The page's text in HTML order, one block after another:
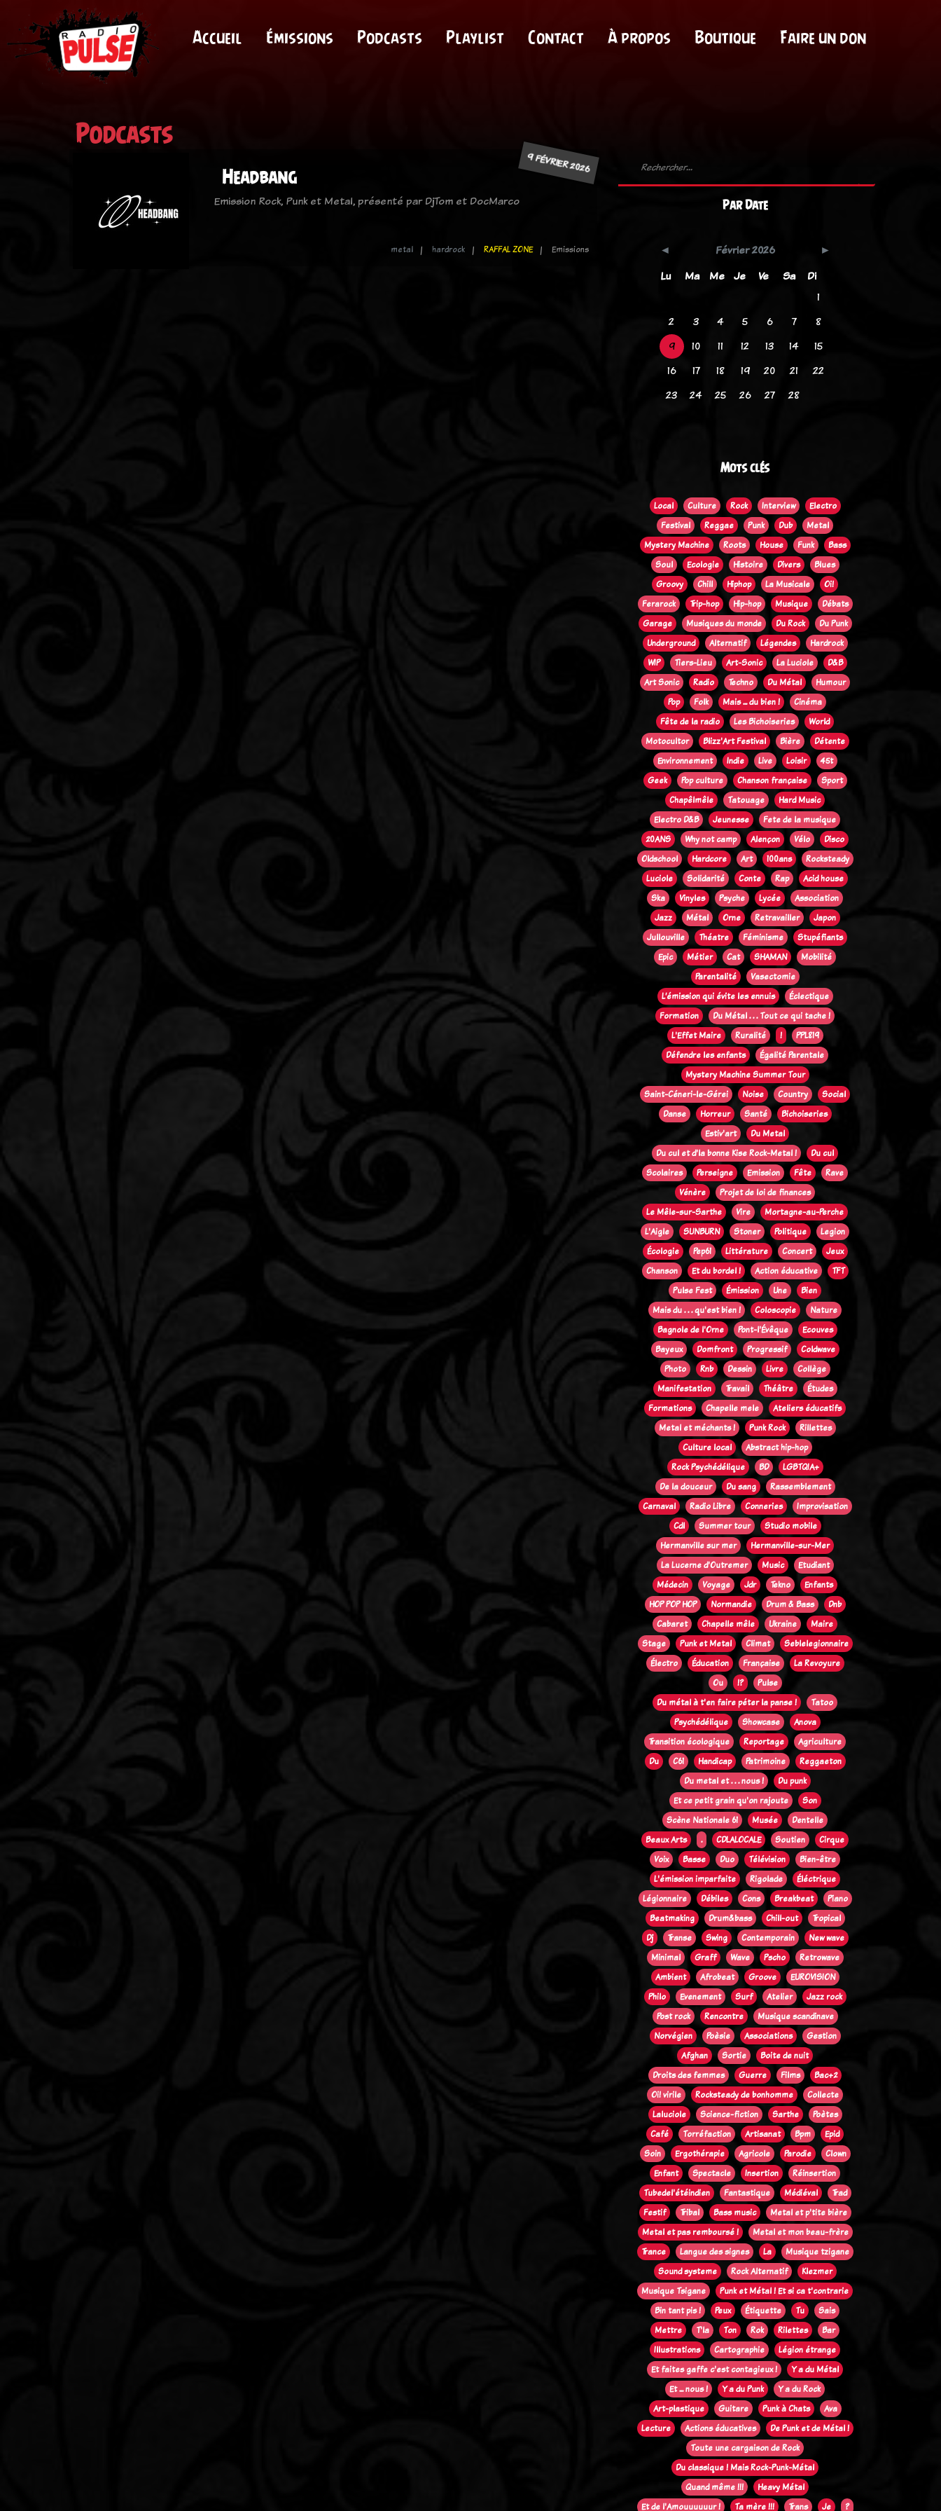
Accueil Émissions Podcasts Playlist Contact À propos Boutique Faire un don
Podcasts
9 FÉVRIER 2026
Headbang
Emission Rock, Punk et Metal, présenté par DjTom et DocMarco
metal hardrock RAFFAL ZONE Emissions
Par Date
Février 2026
Lu
Ma Me Je Ve Sa
Di
1
2
3 4 5 6 7
8
9
10 11 12 13 14
15
16
17 18 19 20 21
22
23
24 25 26 27 28
Mots clés
Local Culture Rock Interview
Electro
Festival
Reggae Punk Dub
Metal
Mystery Machine
Roots House Funk
Bass
Soul
Ecologie Histoire Divers
Blues
Groovy
Chill Hiphop La Musicale
Oi!
Ferarock
Trip-hop Hip-hop Musique
Débats
Garage
Musiques du monde Du Rock
Du Punk
Underground
Alternatif Légendes
Hardrock
WIP
Tiers-Lieu Art-Sonic La Luciole
D&B
Art Sonic
Radio Techno Du Métal
Humour
Pop
Folk Mais ... du bien !
Cinéma
Fête de la radio
Les Bichoiseries
World
Motocultor
Blizz'Art Festival Bière
Détente
Environnement
Indie Live Loisir
45t
Geek
Pop culture Chanson française
Sport
Chapêlmêle
Tatouage
Hard Music
Electro D&B
Jeunesse
Fete de la musique
20ANS
Why not camp Alençon Vélo
Disco
Oldschool
Hardcore Art 100ans
Rocksteady
Luciole
Solidarité Conte Rap
Acid house
Ska
Vinyles Psyche Lycée
Association
Jazz
Métal Orne Retravailler
Japon
Jullouville
Théatre Féminisme
Stupéfiants
Epic
Métier Cat SHAMAN
Mobilité
Parentalité
Vasectomie
L’émission qui évite les ennuis
Éclectique
Formation
Du Métal . . . Tout ce qui tache !
L'Effet Maire
Ruralité !
PPL819
Défendre les enfants
Égalité Parentale
Mystery Machine Summer Tour
Saint-Céneri-le-Gérei
Noise Country
Social
Danse
Horreur Santé
Bichoiseries
Estiv'art
Du Metal
Du cul et d'la bonne Kise Rock-Metal !
Du cul
Scolaires
Perseigne Emission Fête
Rave
Vénère
Projet de loi de finances
Le Mêle-sur-Sarthe
Vire
Mortagne-au-Perche
L'Aigle
SUNBURN Stoner Politique
Legion
Écologie
Pep61 Littérature Concert
Jeux
Chanson
Et du bordel ! Action éducative
TFT
Pulse Fest
Émission Une
Bien
Mais du . . . qu'est bien !
Coloscopie
Nature
Bagnole de l'Orne
Pont-l'Évêque
Ecouves
Bayeux
Domfront Progressif
Coldwave
Photo
Rnb Dessin Livre
Collège
Manifestation
Travail Théâtre
Études
Formations
Chapelle mele
Ateliers éducatifs
Metal et méchants !
Punk Rock
Rillettes
Culture local
Abstract hip-hop
Rock Psychédélique
BD
LGBTQIA+
De la douceur
Du sang
Rassemblement
Carnaval
Radio Libre Conneries
Improvisation
Cdl
Summer tour
Studio mobile
Hermanville sur mer
Hermanville-sur-Mer
La Lucerne d'Outremer
Music
Etudiant
Médecin
Voyage Jdr Tekno
Enfants
HOP POP HOP
Normandie Drum & Bass
Dnb
Cabaret
Chapelle mêle Ukraine
Maire
Stage
Punk et Metal Climat
Seblelegionnaire
Électro
Éducation Française
La Revoyure
Ou
!?
Pulse
Du métal à t'en faire péter la panse !
Tatoo
Psychédélique
Showcase
Anova
Transition écologique
Reportage
Agriculture
Du
C61 Handicap Patrimoine
Reggaeton
Du metal et . . . nous !
Du punk
Et ce petit grain qu'on rajoute
Son
Scène Nationale 61
Musée
Dentelle
Beaux Arts
. CDLALOCALE Soutien
Cirque
Voix
Basse Duo Télévision
Bien-être
L'émission imparfaite
Rigolade
Éléctrique
Légionnaire
Débiles Cons Breakbeat
Piano
Beatmaking
Drum&bass Chill-out
Tropical
Dj
Transe Swing Contemporain
New wave
Minimal
Graff Wave Pscho
Retrowave
Ambient
Afrobeat Groove
EUROVISION
Philo
Evenement Surf Atelier
Jazz rock
Post rock
Rencontre
Musique scandinave
Norvégien
Poèsie Associations
Gestion
Afghan
Sortie
Boite de nuit
Droits des femmes
Guerre Films
Bac+2
Oi! virile
Rocksteady de bonhomme
Collecte
Laluciole
Science-fiction Sarthe
Poètes
Café
Torréfaction Artisanat Bpm
Epid
Soin
Ergothérapie Agricole Parodie
Clown
Enfant
Spectacle Insertion
Réinsertion
Tubedel'étéindien
Fantastique Médiéval
Trad
Festif
Tribal Bass music
Metal et p'tite bière
Metal et pas remboursé !
Metal et mon beau-frère
Trance
Langue des signes La
Musique tzigane
Sound systeme
Rock Alternatif
Klezmer
Musique Tsigane
Punk et Métal ! Et si ca t'contrarie
Bin tant pis !
Peux Étiquette Tu
Sais
Mettre
T'la Ton Rok Rilettes
Bar
Illustrations
Cartographie
Légion étrange
Et faites gaffe c'est contagieux !
Y a du Métal
Et ... nous !
Y a du Punk
Y a du Rock
Art-plastique
Guitare Punk à Chats
Ava
Lecture
Actions éducatives
De Punk et de Métal !
Toute une cargaison de Rock
Du classique ! Mais Rock-Punk-Métal
Quand même !!!
Heavy Métal
Et de l'Amouuuuuur !
Ta mère !!! Trans Je ?